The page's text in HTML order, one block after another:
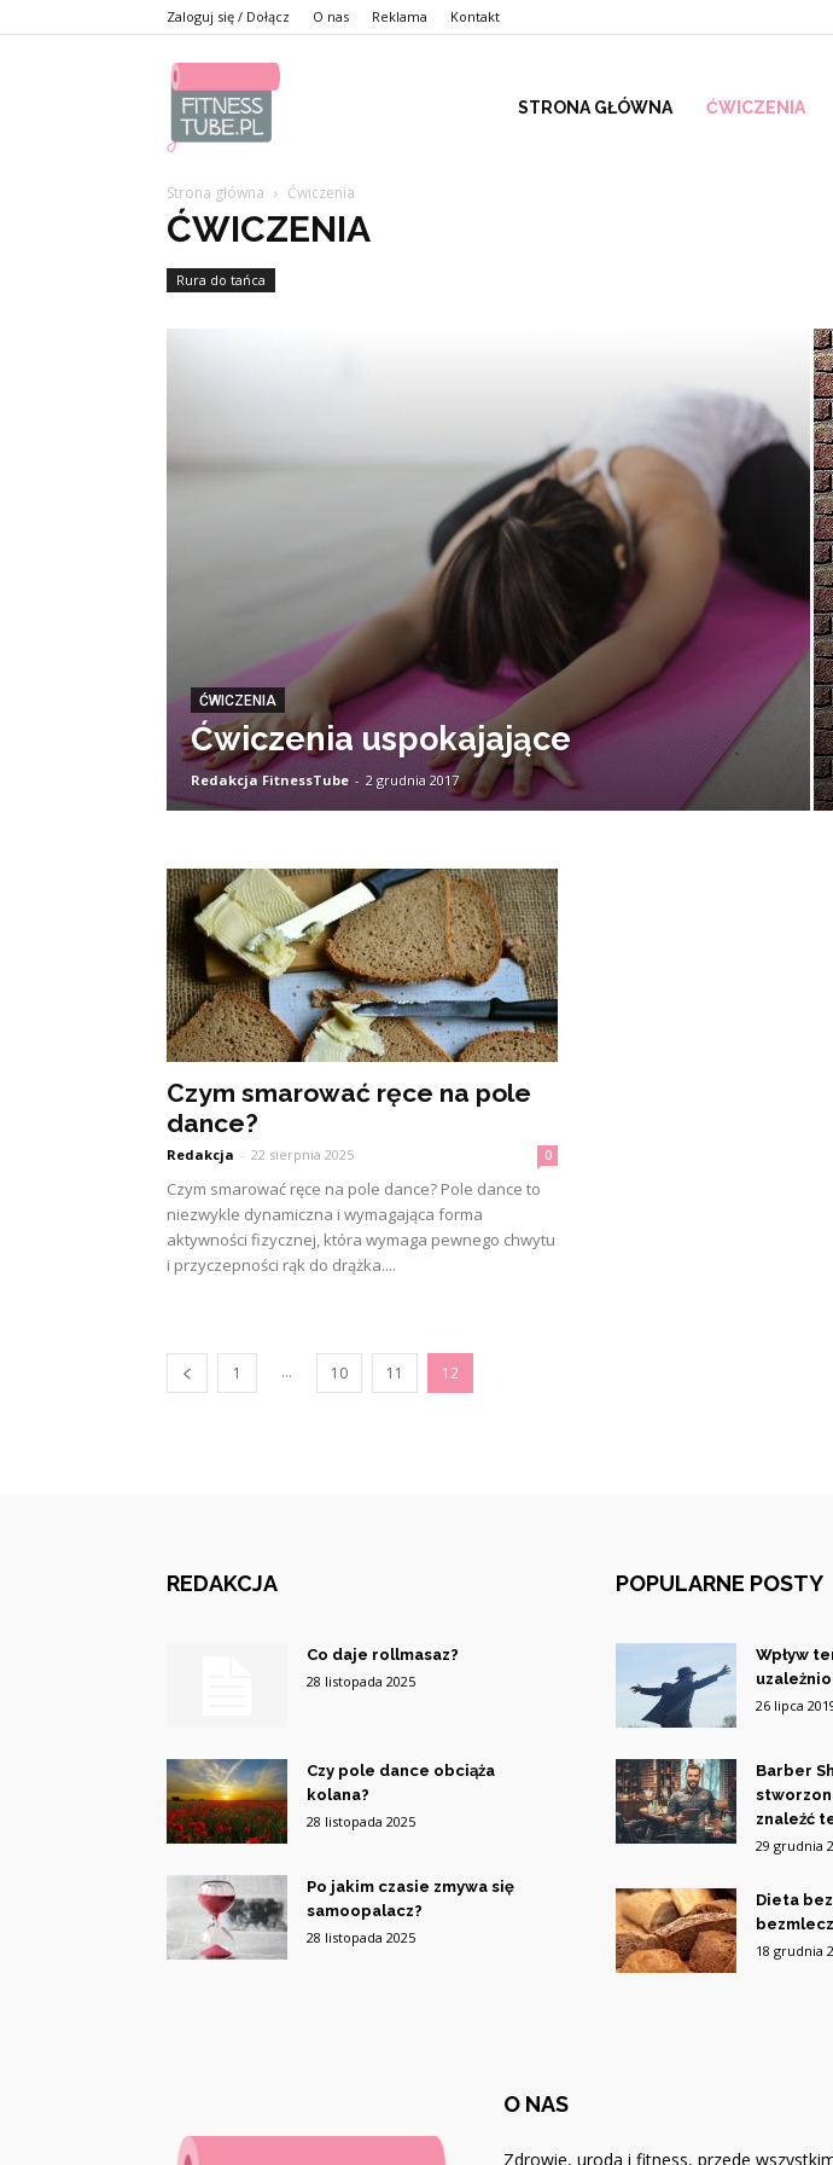
Zaloguj się / Dołącz O nas Reklama Kontakt
STRONA GŁÓWNA ĆWICZENIA
Strona główna Ćwiczenia
ĆWICZENIA
Rura do tańca
ĆWICZENIA
Ćwiczenia uspokajające
Redakcja FitnessTube - 2 grudnia 2017
Czym smarować ręce na pole
dance?
Redakcja - 22 sierpnia 2025 0
Czym smarować ręce na pole dance? Pole dance to
niezwykle dynamiczna i wymagająca forma
aktywności fizycznej, która wymaga pewnego chwytu
i przyczepności rąk do drążka....
1 ... 10 11 12
REDAKCJA
Co daje rollmasaz?
28 listopada 2025
Czy pole dance obciąża
kolana?
28 listopada 2025
Po jakim czasie zmywa się
samoopalacz?
28 listopada 2025
POPULARNE POSTY
Wpływ
26 lipca
Barber
znaleźć
29 grudnia
Dieta
18 grudnia
O NAS
Zdrowie, uroda i fitness, przede